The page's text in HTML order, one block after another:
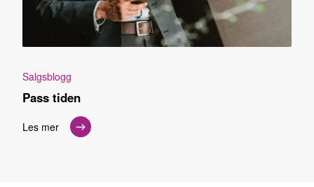
Salgsblogg
Pass tiden
Les mer